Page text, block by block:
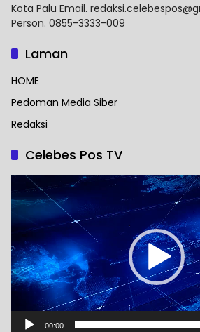
Kota Palu Email.
Person. 0855-3333-009
Laman
HOME
Pedoman Media Siber
Redaksi
Celebes Pos TV
Pemutar
Video
00:00